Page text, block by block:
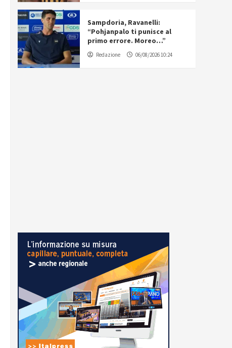
Sampdoria, Ravanelli:
“Pohjanpalo ti punisce al
primo errore. Moreo…”
Redazione 06/08/2026 10:24